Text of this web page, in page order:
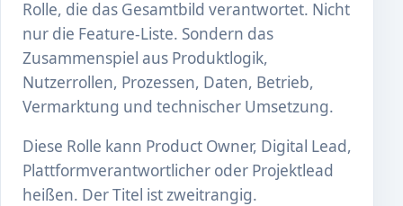
Rolle, die das Gesamtbild verantwortet. Nicht
nur die Feature-Liste. Sondern das
Zusammenspiel aus Produktlogik,
Nutzerrollen, Prozessen, Daten, Betrieb,
Vermarktung und technischer Umsetzung.
Diese Rolle kann Product Owner, Digital Lead,
Plattformverantwortlicher oder Projektlead
heißen. Der Titel ist zweitrangig.